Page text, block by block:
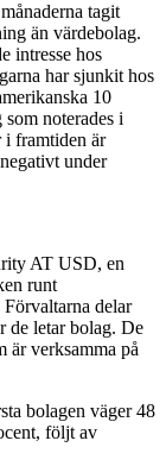
tagit
än värdebolag.
intresse hos
har sjunkit hos
10
noterades i
i framtiden är
under
AT USD, en
runt
Förvaltarna delar
de letar bolag. De
är verksamma på
bolagen väger 48
följt av